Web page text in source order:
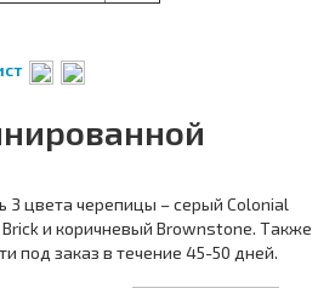
3 цвета черепицы – серый Colonial
и коричневый Brownstone. Также
под заказ в течение 45-50 дней.